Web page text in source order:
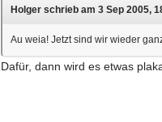
Holger schrieb am 3 Sep 2005,
Au weia! Jetzt sind wir wieder
Dafür, dann wird es etwas